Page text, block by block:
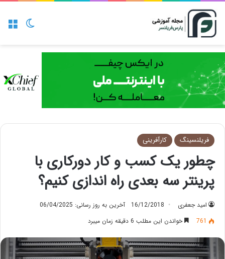
تغییر
فریلنسینگ کارآفرینی
چطور یک کسب و کار دورکاری با
پرینتر سه بعدی راه اندازی کنیم؟
امید جعفری 16/12/2018
آخرین به روز رسانی: 06/04/2025
761
خواندن این مطلب 6 دقیقه زمان میبرد